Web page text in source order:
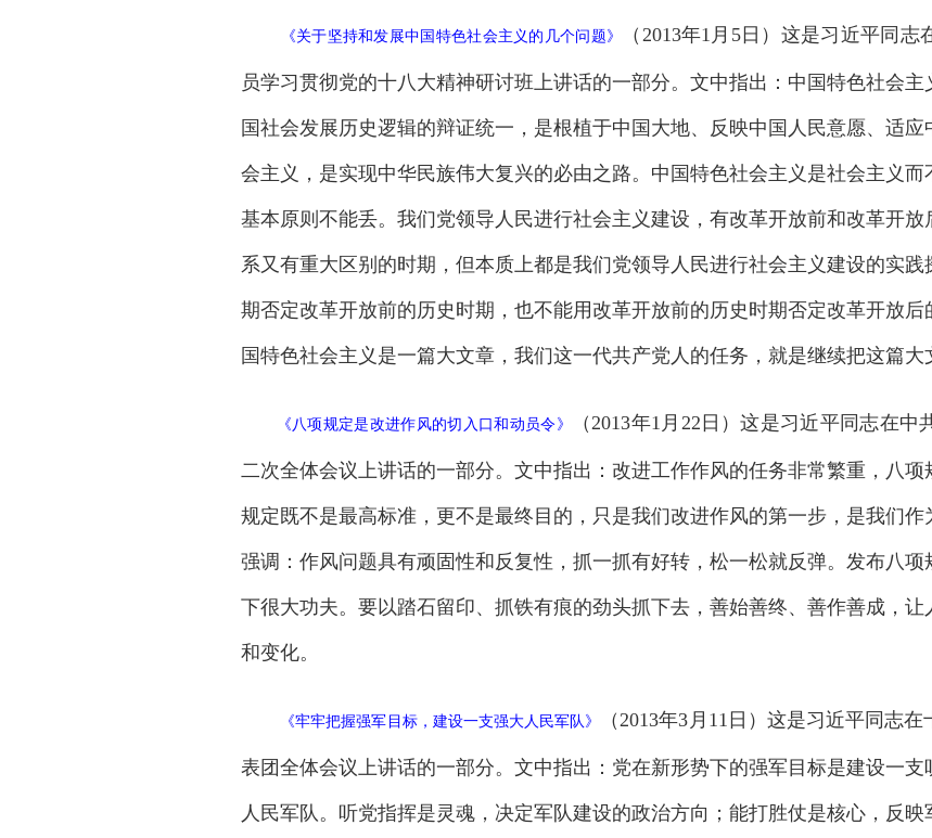
《关于坚持和发展中国特色社会主义的几个问题》 （2013年1月5日）这是习近平同
员学习贯彻党的十八大精神研讨班上讲话的一部分。文中指出：中国特色社会
国社会发展历史逻辑的辩证统一，是根植于中国大地、反映中国人民意愿、适
会主义，是实现中华民族伟大复兴的必由之路。中国特色社会主义是社会主义
基本原则不能丢。我们党领导人民进行社会主义建设，有改革开放前和改革开
系又有重大区别的时期，但本质上都是我们党领导人民进行社会主义建设的实
期否定改革开放前的历史时期，也不能用改革开放前的历史时期否定改革开放
国特色社会主义是一篇大文章，我们这一代共产党人的任务，就是继续把这篇大
《八项规定是改进作风的切入口和动员令》 （2013年1月22日）这是习近平同志在
二次全体会议上讲话的一部分。文中指出：改进工作作风的任务非常繁重，八
规定既不是最高标准，更不是最终目的，只是我们改进作风的第一步，是我们作
强调：作风问题具有顽固性和反复性，抓一抓有好转，松一松就反弹。发布八
下很大功夫。要以踏石留印、抓铁有痕的劲头抓下去，善始善终、善作善成，
和变化。
《牢牢把握强军目标，建设一支强大人民军队》 （2013年3月11日）这是习近平同志
表团全体会议上讲话的一部分。文中指出：党在新形势下的强军目标是建设一
人民军队。听党指挥是灵魂，决定军队建设的政治方向；能打胜仗是核心，反